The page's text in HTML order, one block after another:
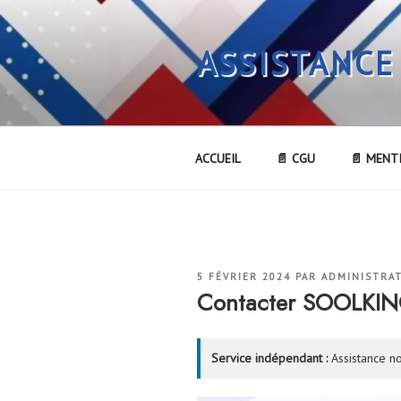
Aller
au
contenu
principal
ACCUEIL 📄 CGU 📄
PUBLIÉ
5 FÉVRIER 2024 PAR
Contacter
Service indépendant :Assistance